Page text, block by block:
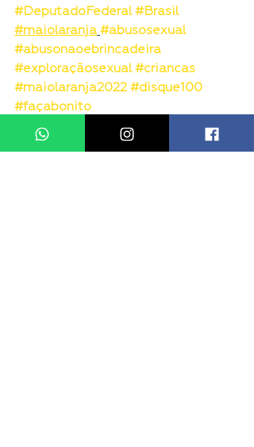
#DeputadoFederal #Brasil
#maiolaranja #abusosexual
#abusonaoebrincadeira
#exploraçãosexual #criancas
#maiolaranja2022 #disque100
#façabonito
#robertoalvescomvocê
#denuncie
#conselhotutelar